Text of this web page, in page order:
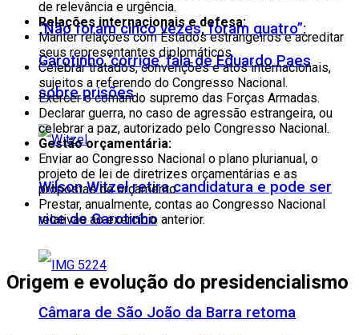
“Não foram cinco vezes, foram quatro”:
Garotinho ‘corrige’ fala de Eduardo Paes
sobre prisões
Wilson Witzel retira candidatura e pode ser
vice de Garotinho
Câmara de São João da Barra retoma
de relevância e urgência.
Relações internacionais e defesa:
Manter relações com Estados estrangeiros e acreditar
seus representantes diplomáticos.
Celebrar tratados, convenções e atos internacionais,
sujeitos a referendo do Congresso Nacional.
Exercer o comando supremo das Forças Armadas.
Declarar guerra, no caso de agressão estrangeira, ou
celebrar a paz, autorizado pelo Congresso Nacional.
Gestão orçamentária:
Enviar ao Congresso Nacional o plano plurianual, o
projeto de lei de diretrizes orçamentárias e as
propostas de orçamento.
Prestar, anualmente, contas ao Congresso Nacional
relativas ao exercício anterior.
Origem e evolução do presidencialismo